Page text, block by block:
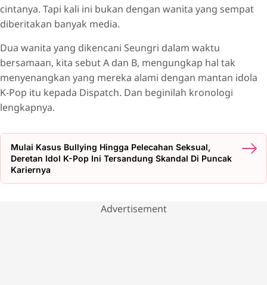
cintanya. Tapi kali ini bukan dengan wanita yang sempat
diberitakan banyak media.
Dua wanita yang dikencani Seungri dalam waktu
bersamaan, kita sebut A dan B, mengungkap hal tak
menyenangkan yang mereka alami dengan mantan idola
K-Pop itu kepada Dispatch. Dan beginilah kronologi
lengkapnya.
Mulai Kasus Bullying Hingga Pelecahan Seksual,
Deretan Idol K-Pop Ini Tersandung Skandal Di Puncak
Kariernya
Advertisement